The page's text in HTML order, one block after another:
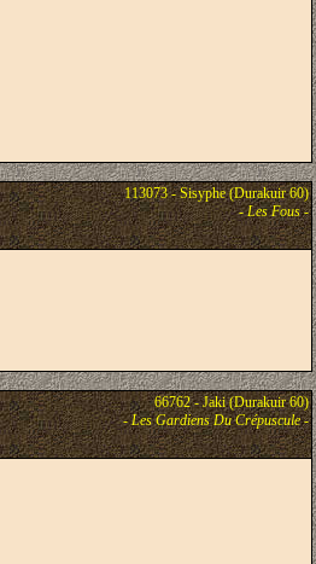
113073 - Sisyphe (Durakuir 60)
-Les Fous-
66762 - Jaki (Durakuir 60)
-Les Gardiens Du Crépuscule-